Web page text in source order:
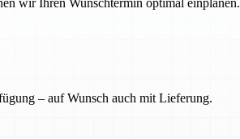
wir Ihren Wunschtermin optimal einplanen.
– auf Wunsch auch mit Lieferung.